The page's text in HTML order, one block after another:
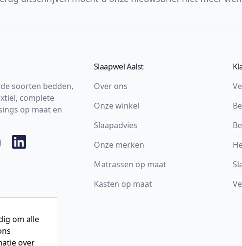
soorten bedden,
complete
op maat en
LinkedIn
Slaapwel Aalst
Over ons
Onze winkel
Slaapadvies
Onze merken
Matrassen op maat
Kasten op maat
om alle
over